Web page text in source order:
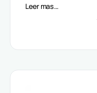
Leer mas…